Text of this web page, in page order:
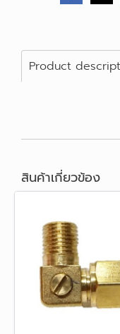
Product
สินค้าเกี่ยวข้อง